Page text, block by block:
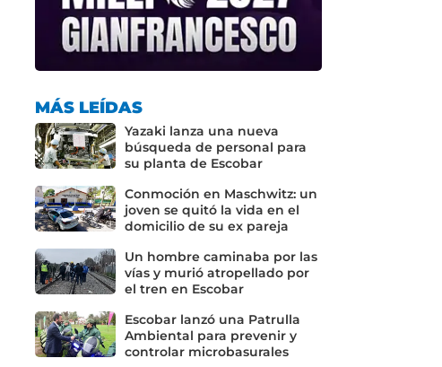
MÁS LEÍDAS
Yazaki lanza una nueva
búsqueda de personal para
su planta de Escobar
Conmoción en Maschwitz: un
joven se quitó la vida en el
domicilio de su ex pareja
Un hombre caminaba por las
vías y murió atropellado por
el tren en Escobar
Escobar lanzó una Patrulla
Ambiental para prevenir y
controlar microbasurales